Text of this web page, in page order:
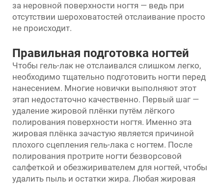
за неровной поверхности ногтя — ведь при
отсутствии шероховатостей отслаивание просто
не происходит.
Правильная подготовка ногтей
Чтобы гель-лак не отслаивался слишком легко,
необходимо тщательно подготовить ногти перед
нанесением. Многие новички выполняют этот
этап недостаточно качественно. Первый шаг —
удаление жировой плёнки путём лёгкого
полирования поверхности ногтя. Именно эта
жировая плёнка зачастую является причиной
плохого сцепления гель-лака с ногтем. После
полирования протрите ногти безворсовой
салфеткой и обезжиривателем для ногтей, чтобы
удалить пыль и остатки жира. Любая жировая